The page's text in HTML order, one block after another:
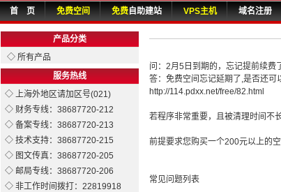
首 页 免费空间 免费 自助建站 VPS主机 域名注册
产品分类
◇ 所有产品
服务热线
◇ 上海外地区请加区号(021)
◇ 财务专线：38687720-212
◇ 备案专线：38687720-213
◇ 技术支持：38687720-215
◇ 图文传真：38687720-205
◇ 邮局专线：38687720-206
◇ 非工作时间拨打：22819918
问：2月5日到期的，忘记提前续费
答：免费空间忘记延期了,是否还可
http://114.pdxx.net/free/82.html
若程序非常重要，且被清理时间不
前提要求您购买一个200元以上的
常见问题列表